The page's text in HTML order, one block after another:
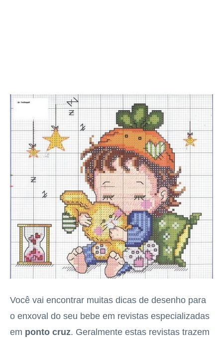
Você vai encontrar muitas dicas de desenho para
o enxoval do seu bebe em revistas especializadas
em ponto cruz. Geralmente estas revistas trazem